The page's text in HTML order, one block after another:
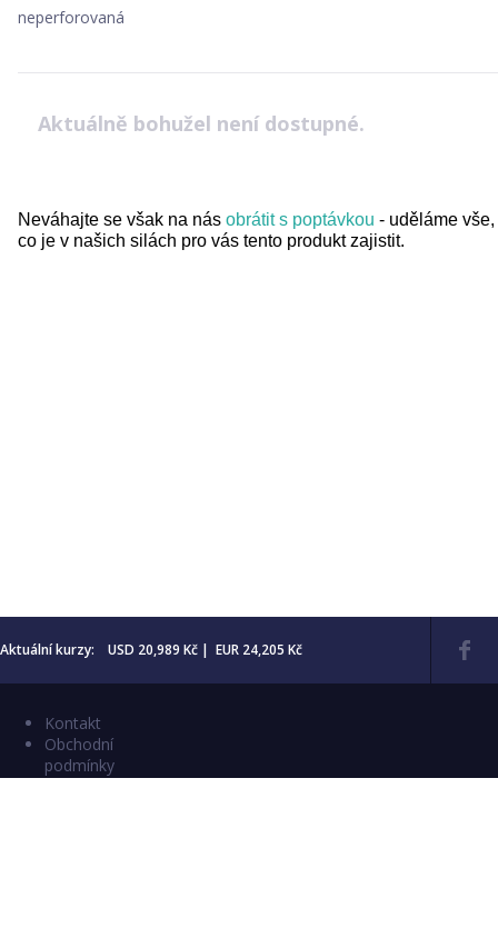
neperforovaná
Aktuálně bohužel není dostupné.
Neváhajte se však na nás obrátit s poptávkou - uděláme vše,
co je v našich silách pro vás tento produkt zajistit.
Aktuální kurzy: USD 20,989 Kč | EUR 24,205 Kč
Kontakt
Obchodní
podmínky